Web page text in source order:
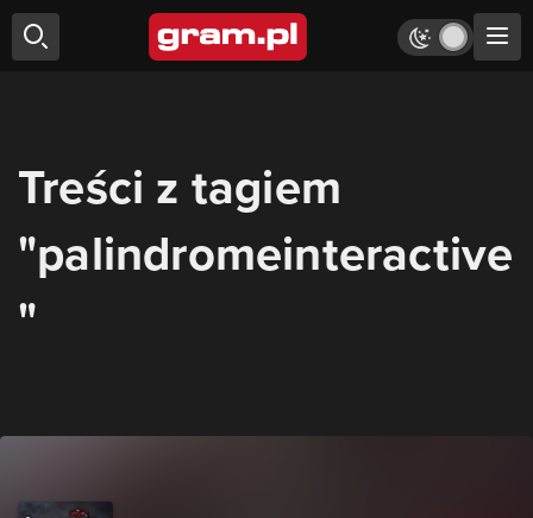
Treści z tagiem
"palindromeinteractive
"